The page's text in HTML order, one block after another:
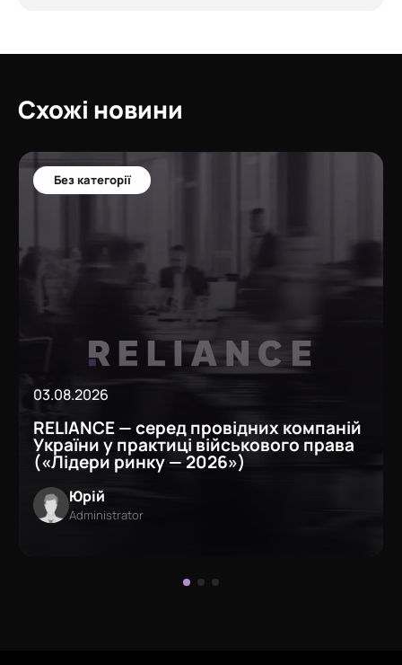
Схожі новини
Без категорії
03.08.2026
RELIANCE — серед провідних компаній
України у практиці військового права
(«Лідери ринку — 2026»)
Юрій
Administrator